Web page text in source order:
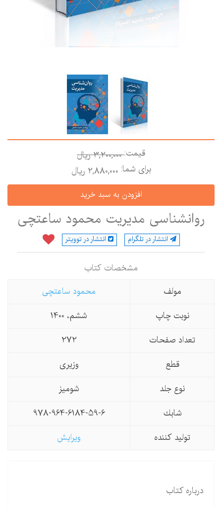
قیمت:3,200,000 ريال
برای شما:2,880,000 ريال
روانشناسی مدیریت محمود ساعتچی
انتشار در تلگرام انتشار در توویتر
مشخصات كتاب
مولف
محمود ساعتچی
نوبت چاپ
ششم، 1400
تعداد صفحات
272
قطع
وزیری
نوع جلد
شومیز
شابك
978-964-6184-59-6
تولید كننده
ویرایش
درباره کتاب